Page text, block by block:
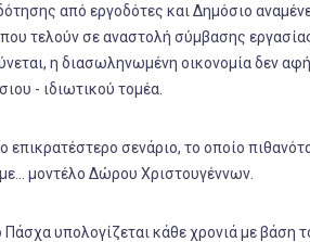
από εργοδότες και Δημόσιο
τελούν σε αναστολή σύμβασης
η διασωληνωμένη οικονομία δεν
- ιδιωτικού τομέα.
σενάριο, το οποίο
μοντέλο Δώρου Χριστουγέννων.
υπολογίζεται κάθε χρονιά με βάση